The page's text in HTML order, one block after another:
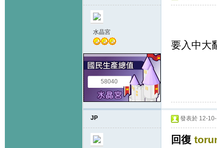
水晶宮
58040
要入中大
JP 發表於 12-
回復